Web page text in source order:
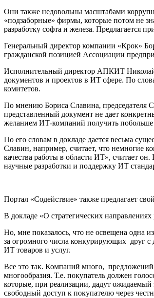
Они также недовольны масштабами
«подзаборные» фирмы, которые потом не
разработку софта и железа. Предлагается
Генеральный директор компании «Крок»
гражданской позицией Ассоциации
Исполнительный директор АПКИТ Николай
документов и проектов в ИТ сфере. По
комитетов.
По мнению Бориса Славина, председателя
представленный документ не дает
желанием ИТ-компаний получить побольше
По его словам в докладе дается весьма
Славин, например, считает, что немногие
качества работы в области ИТ», считает
научные разработки и поддержку ИТ
Портал «Содействие» также предлагает
В докладе «О стратегических
Но, мне показалось, что не освещена одна
за огромного числа конкурирующих друг
ИТ товаров и услуг.
Все это так. Компаний много,
многообразия. Т.е. покупатель должен
которые, при реализации, дадут
свободный доступ к покупателю через